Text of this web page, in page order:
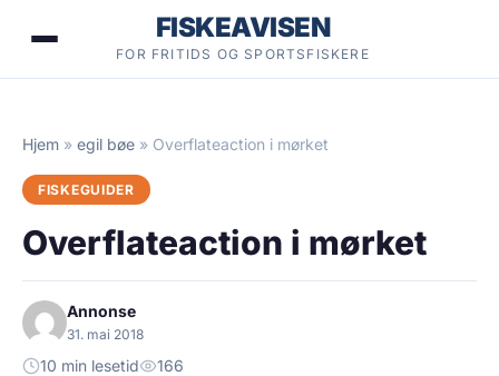
FISKEAVISEN
FOR FRITIDS OG SPORTSFISKERE
Hjem » egil bøe » Overflateaction i mørket
FISKEGUIDER
Overflateaction i mørket
Annonse
31. mai 2018
10 min lesetid 166